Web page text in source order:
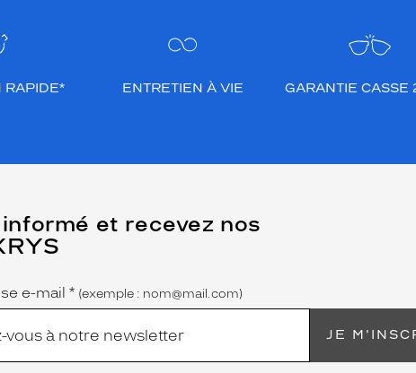
RAPIDE* ENTRETIEN À VIE GARANTIE CASSE
et recevez nos
e-mail * (exemple : nom@mail.com)
JE